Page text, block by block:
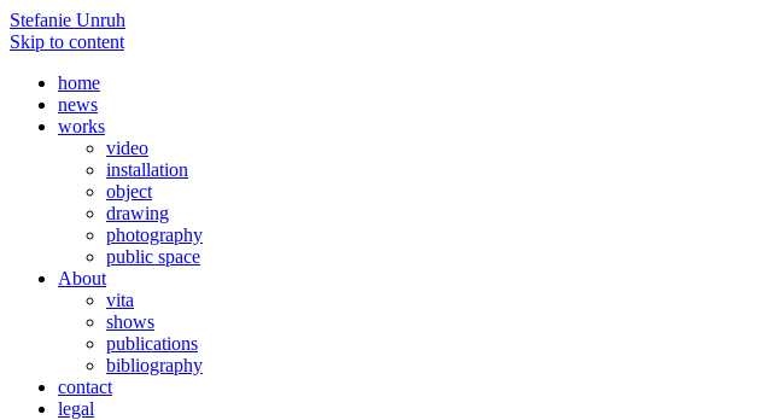
Stefanie Unruh
Skip to content
home
news
works
video
installation
object
drawing
photography
public space
About
vita
shows
publications
bibliography
contact
legal